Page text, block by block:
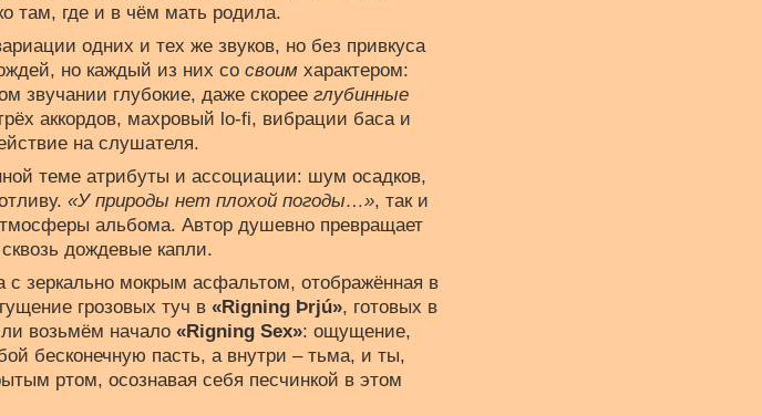
там, где и в чём мать родила.
одних и тех же звуков, но без привкуса
но каждый из них со своим характером:
звучании глубокие, даже скорее глубинные
аккордов, махровый lo-fi, вибрации баса и
на слушателя.
теме атрибуты и ассоциации: шум осадков,
«У природы нет плохой погоды…», так и
альбома. Автор душевно превращает
дождевые капли.
с зеркально мокрым асфальтом, отображённая в
грозовых туч в «Rigning Þrjú», готовых в
возьмём начало «Rigning Sex»: ощущение,
бесконечную пасть, а внутри – тьма, и ты,
ртом, осознавая себя песчинкой в этом